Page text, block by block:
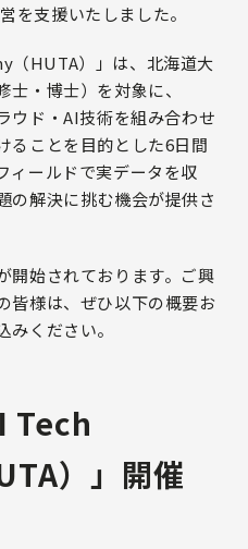
を支援いたしました。
（HUTA）」は、北海道大
・博士）を対象に、
ウド・AI技術を組み合わせ
ることを目的とした6日間
ィールドで実データを収
の解決に挑む機会が提供さ
開始されております。ご興
皆様は、ぜひ以下の概要お
ください。
Tech
）」開催